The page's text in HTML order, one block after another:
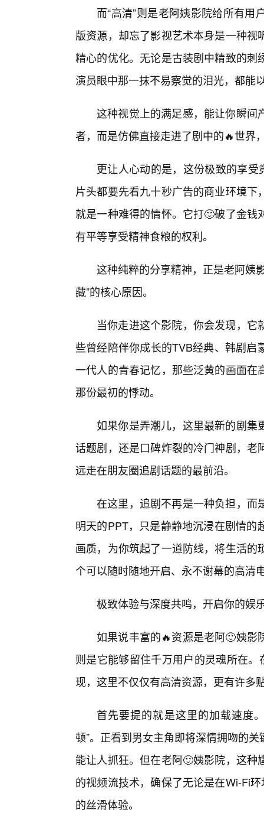
而“高清”则是老阿姨影院给所有
版资源，却忘了影视艺术本身是一种
精心的优化。无论是古装剧中精致的
演员眼中那一抹不易察觉的泪光，都能
这种视觉上的满足感，能让你瞬间
者，而是仿佛直接走进了剧中的🔥世界
更让人心动的是，这份极致的享受
片头都要先看九十秒广告的商业环境
就是一种难得的情怀。它打🙂破了金
有平等享受精神食粮的权利。
这种纯粹的分享精神，正是老阿姨
藏”的核心原因。
当你走进这个影院，你会发现，
些曾经陪伴你成长的TVB经典、韩剧
一代人的青春记忆，那些泛黄的画面
那份最初的悸动。
如果你是弄潮儿，这里最新的剧集
话题剧，还是口碑炸裂的冷门神剧，
远走在朋友圈追剧话题的最前沿。
在这里，追剧不再是一种负担，而
明天的PPT，只是静静地沉浸在剧情
画质，为你筑起了一道防线，将生活
个可以随时随地开启、永不谢幕的高清
极致体验与深度共鸣，开启你的娱
如果说丰富的🔥资源是老阿🙂姨影
则是它能够留住千万用户的灵魂所在
现，这里不仅仅有高清资源，更有许多
首先要提的就是这里的加载速度
顿”。正看到男女主角即将深情拥吻的
能让人抓狂。但在老阿🙂姨影院，这
的视频流技术，确保了无论是在Wi-Fi
的丝滑体验。